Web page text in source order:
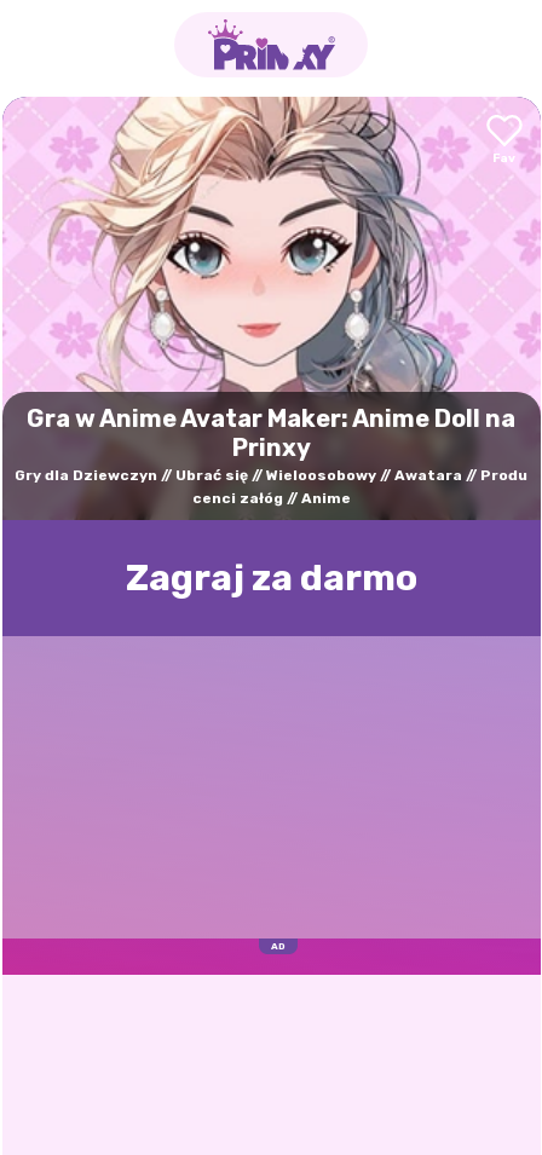
Gra w Anime Avatar Maker: Anime Doll na
Prinxy
Gry dla Dziewczyn Ubrać się Wieloosobowy Awatara
Produ
cenci załóg
Anime
Zagraj za darmo